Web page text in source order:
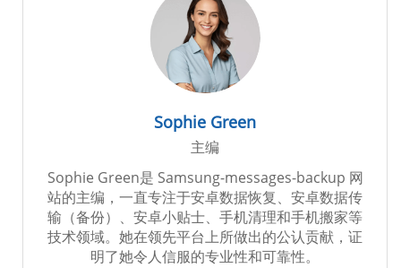
Sophie Green
主编
Sophie Green是 Samsung-messages-backup 网
站的主编，一直专注于安卓数据恢复、安卓数据传
输（备份）、安卓小贴士、手机清理和手机搬家等
技术领域。她在领先平台上所做出的公认贡献，证
明了她令人信服的专业性和可靠性。